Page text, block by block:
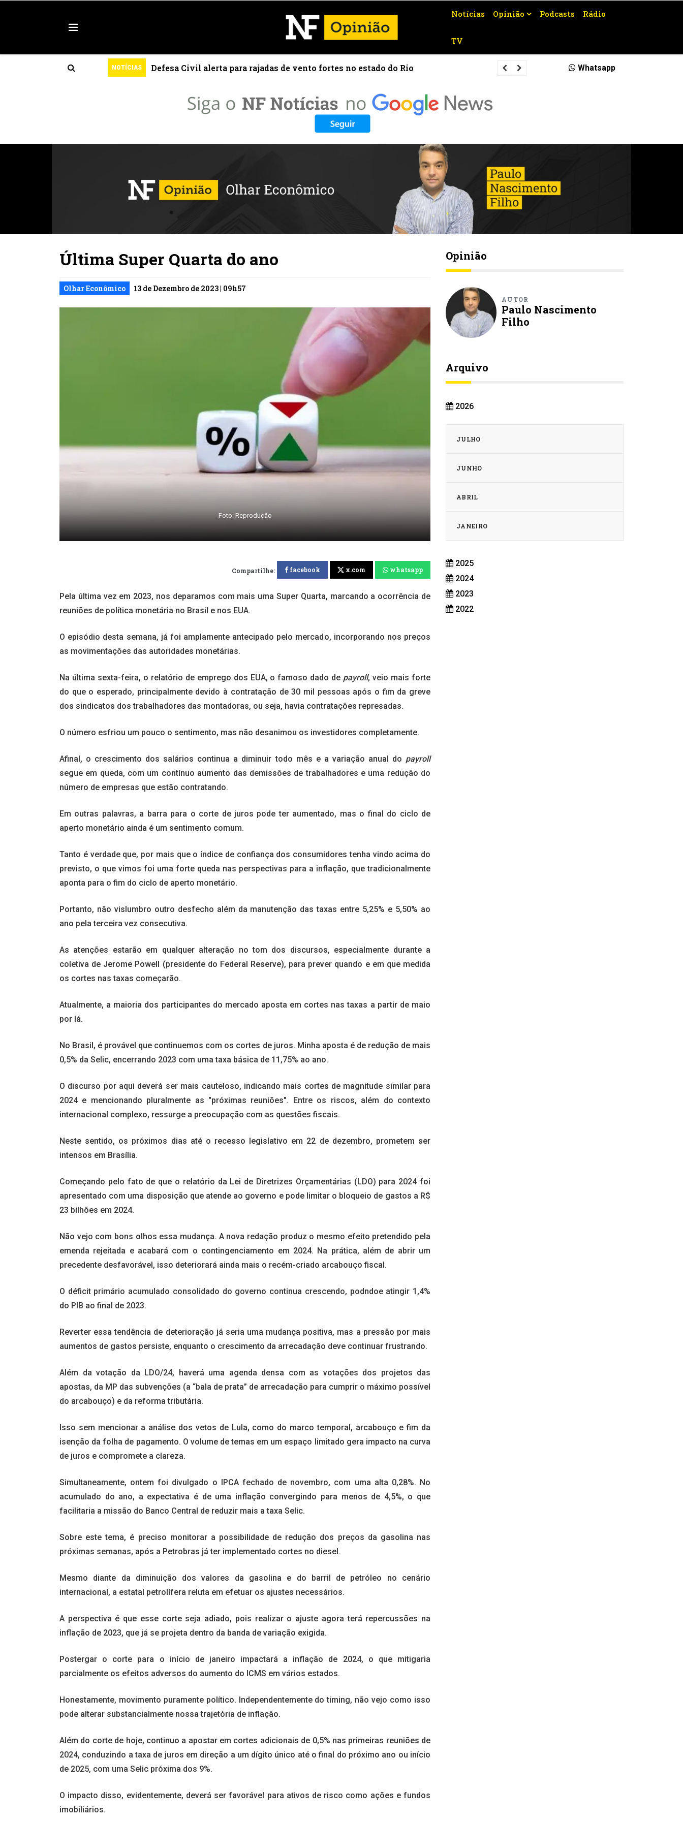
Notícias Opinião Podcasts Rádio
TV
NOTÍCIAS Defesa Civil alerta para rajadas de vento fortes no estado do Rio Veja quais rodovias serão
Whatsapp
Última Super Quarta do ano
Olhar Econômico 13 de Dezembro de 2023 | 09h57
Foto: Reprodução
Compartilhe: facebook x.com whatsapp
Pela última vez em 2023, nos deparamos com mais uma Super Quarta, marcando a ocorrência de
reuniões de política monetária no Brasil e nos EUA.
O episódio desta semana, já foi amplamente antecipado pelo mercado, incorporando nos preços
as movimentações das autoridades monetárias.
Na última sexta-feira, o relatório de emprego dos EUA, o famoso dado de payroll, veio mais forte
do que o esperado, principalmente devido à contratação de 30 mil pessoas após o fim da greve
dos sindicatos dos trabalhadores das montadoras, ou seja, havia contratações represadas.
O número esfriou um pouco o sentimento, mas não desanimou os investidores completamente.
Afinal, o crescimento dos salários continua a diminuir todo mês e a variação anual do payroll
segue em queda, com um contínuo aumento das demissões de trabalhadores e uma redução do
número de empresas que estão contratando.
Em outras palavras, a barra para o corte de juros pode ter aumentado, mas o final do ciclo de
aperto monetário ainda é um sentimento comum.
Tanto é verdade que, por mais que o índice de confiança dos consumidores tenha vindo acima do
previsto, o que vimos foi uma forte queda nas perspectivas para a inflação, que tradicionalmente
aponta para o fim do ciclo de aperto monetário.
Portanto, não vislumbro outro desfecho além da manutenção das taxas entre 5,25% e 5,50% ao
ano pela terceira vez consecutiva.
As atenções estarão em qualquer alteração no tom dos discursos, especialmente durante a
coletiva de Jerome Powell (presidente do Federal Reserve), para prever quando e em que medida
os cortes nas taxas começarão.
Atualmente, a maioria dos participantes do mercado aposta em cortes nas taxas a partir de maio
por lá.
No Brasil, é provável que continuemos com os cortes de juros. Minha aposta é de redução de mais
0,5% da Selic, encerrando 2023 com uma taxa básica de 11,75% ao ano.
O discurso por aqui deverá ser mais cauteloso, indicando mais cortes de magnitude similar para
2024 e mencionando pluralmente as "próximas reuniões". Entre os riscos, além do contexto
internacional complexo, ressurge a preocupação com as questões fiscais.
Neste sentido, os próximos dias até o recesso legislativo em 22 de dezembro, prometem ser
intensos em Brasília.
Começando pelo fato de que o relatório da Lei de Diretrizes Orçamentárias (LDO) para 2024 foi
apresentado com uma disposição que atende ao governo e pode limitar o bloqueio de gastos a R$
23 bilhões em 2024.
Não vejo com bons olhos essa mudança. A nova redação produz o mesmo efeito pretendido pela
emenda rejeitada e acabará com o contingenciamento em 2024. Na prática, além de abrir um
precedente desfavorável, isso deteriorará ainda mais o recém-criado arcabouço fiscal.
O déficit primário acumulado consolidado do governo continua crescendo, podndoe atingir 1,4%
do PIB ao final de 2023.
Reverter essa tendência de deterioração já seria uma mudança positiva, mas a pressão por mais
aumentos de gastos persiste, enquanto o crescimento da arrecadação deve continuar frustrando.
Além da votação da LDO/24, haverá uma agenda densa com as votações dos projetos das
apostas, da MP das subvenções (a “bala de prata” de arrecadação para cumprir o máximo possível
do arcabouço) e da reforma tributária.
Isso sem mencionar a análise dos vetos de Lula, como do marco temporal, arcabouço e fim da
isenção da folha de pagamento. O volume de temas em um espaço limitado gera impacto na curva
de juros e compromete a clareza.
Simultaneamente, ontem foi divulgado o IPCA fechado de novembro, com uma alta 0,28%. No
acumulado do ano, a expectativa é de uma inflação convergindo para menos de 4,5%, o que
facilitaria a missão do Banco Central de reduzir mais a taxa Selic.
Sobre este tema, é preciso monitorar a possibilidade de redução dos preços da gasolina nas
próximas semanas, após a Petrobras já ter implementado cortes no diesel.
Mesmo diante da diminuição dos valores da gasolina e do barril de petróleo no cenário
internacional, a estatal petrolífera reluta em efetuar os ajustes necessários.
A perspectiva é que esse corte seja adiado, pois realizar o ajuste agora terá repercussões na
inflação de 2023, que já se projeta dentro da banda de variação exigida.
Postergar o corte para o início de janeiro impactará a inflação de 2024, o que mitigaria
parcialmente os efeitos adversos do aumento do ICMS em vários estados.
Honestamente, movimento puramente político. Independentemente do timing, não vejo como isso
pode alterar substancialmente nossa trajetória de inflação.
Além do corte de hoje, continuo a apostar em cortes adicionais de 0,5% nas primeiras reuniões de
2024, conduzindo a taxa de juros em direção a um dígito único até o final do próximo ano ou início
de 2025, com uma Selic próxima dos 9%.
O impacto disso, evidentemente, deverá ser favorável para ativos de risco como ações e fundos
imobiliários.
Opinião
AUTOR
Paulo Nascimento
Filho
Arquivo
2026
JULHO
JUNHO
ABRIL
JANEIRO
2025
2024
2023
2022